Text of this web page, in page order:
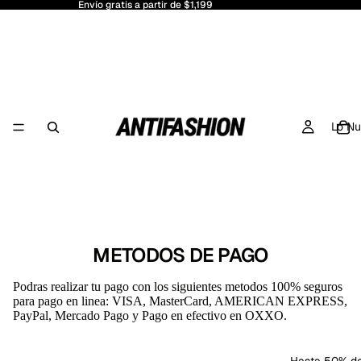
Envío gratis a partir de $1,199
Lo
METODOS DE PAGO
Podras realizar tu pago con los siguientes metodos 100% seguros
para pago en linea: VISA, MasterCard, AMERICAN EXPRESS,
PayPal, Mercado Pago y Pago en efectivo en OXXO.